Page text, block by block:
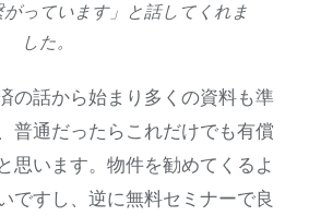
っています」と話してくれま
した。
の話から始まり多くの資料も準
普通だったらこれだけでも有償
思います。物件を勧めてくるよ
ですし、逆に無料セミナーで良